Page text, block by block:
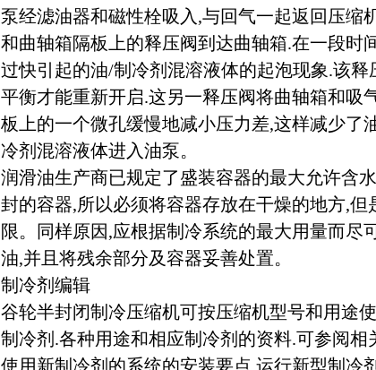
泵经滤油器和磁性栓吸入,与回气一起返回压缩
和曲轴箱隔板上的释压阀到达曲轴箱.在一段时
过快引起的油/制冷剂混溶液体的起泡现象.该
平衡才能重新开启.这另一释压阀将曲轴箱和吸
板上的一个微孔缓慢地减小压力差,这样减少了
冷剂混溶液体进入油泵。
润滑油生产商已规定了盛装容器的最大允许含
封的容器,所以必须将容器存放在干燥的地方,
限。同样原因,应根据制冷系统的最大用量而尽
油,并且将残余部分及容器妥善处置。
制冷剂编辑
谷轮半封闭制冷压缩机可按压缩机型号和用途
制冷剂.各种用途和相应制冷剂的资料.可参阅相
使用新制冷剂的系统的安装要点 运行新型制冷